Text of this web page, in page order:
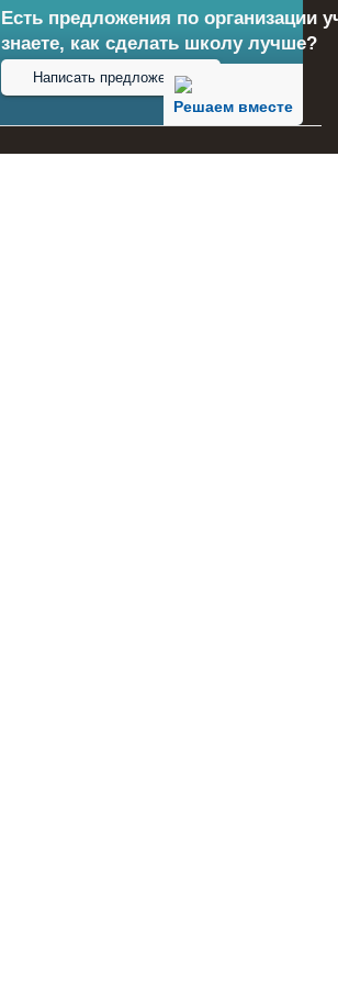
Решаем вместе
Есть предложения по организации
знаете, как сделать школу лучше?
Написать предложение